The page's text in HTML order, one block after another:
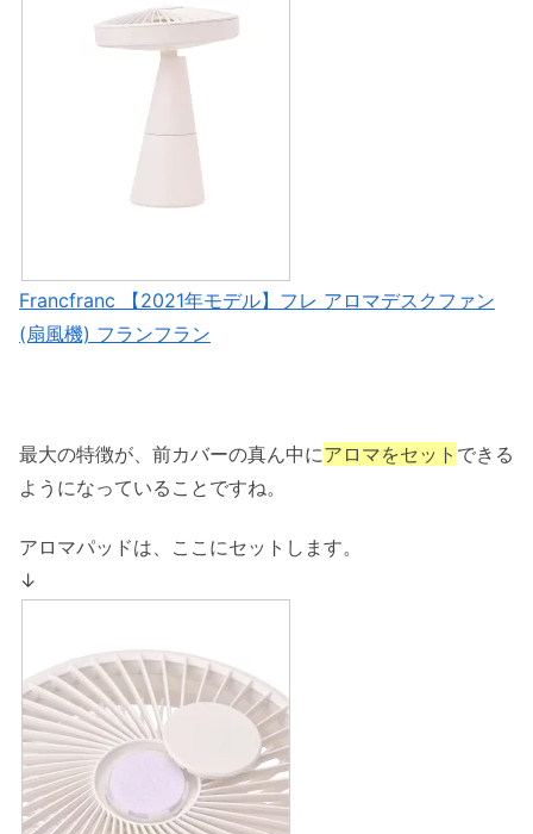
Francfranc 【2021年モデル】フレ アロマデスクファン
(扇風機) フランフラン
最大の特徴が、前カバーの真ん中にアロマをセット できる
ようになっていることですね。
アロマパッドは、ここにセットします。
↓